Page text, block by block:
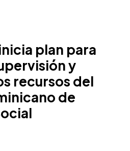
plan para
y
recursos del
de